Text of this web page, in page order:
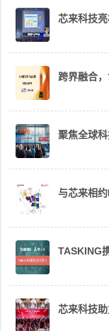
芯来科技
跨界融合
聚焦全球
与芯来相
TASKING
芯来科技